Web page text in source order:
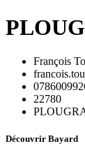
François
22780
Découvrir Bayard